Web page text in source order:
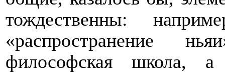
тождественны:
«распространение
философская школа,